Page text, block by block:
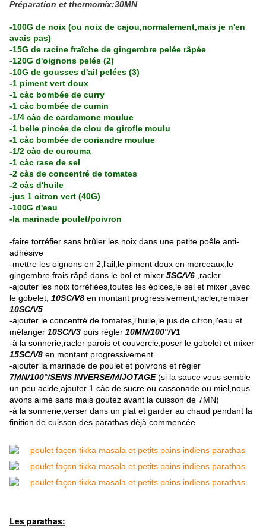
Préparation et thermomix:30MN
-100G de noix (ou noix de cajou,normalement,mais je n'en
avais pas)
-15G de racine fraîche de gingembre pelée râpée
-120G d'oignons pelés (2)
-10G de gousses d'ail pelées (3)
-1 piment vert doux
-1 càc bombée de curry
-1 càc bombée de cumin
-1/4 càc de cardamone moulue
-1 belle pincée de clou de girofle moulu
-1 càc bombée de coriandre moulue
-1/2 càc de curcuma
-1 càc rase de sel
-2 càs de concentré de tomates
-2 càs d'huile
-jus 1 citron vert (40G)
-100G d'eau
-la marinade poulet/poivron
-faire torréfier sans brûler les noix dans une petite poêle anti-
adhésive
-mettre les oignons en 2,l'ail,le piment doux en morceaux,le
gingembre frais râpé dans le bol et mixer 5SC/V6 ,racler
-ajouter les noix torréfiées,toutes les épices,le sel et mixer ,avec
le gobelet, 10SC/V8 en montant progressivement,racler,remixer
10SC/V5
-ajouter le concentré de tomates,l'huile,le jus de citron,l'eau et
mélanger 10SC/V3 puis régler 10MN/100°/V1
-à la sonnerie,racler parois et couvercle,poser le gobelet et mixer
15SC/V8 en montant progressivement
-ajouter la marinade de poulet et poivrons et régler
7MN/100°/SENS INVERSE/MIJOTAGE(si la sauce vous semble
un peu acide,ajouter 1 càc de sucre ou cassonade ou miel,nous
avons aimé sans mais goutez avant la cuisson de 7MN)
-à la sonnerie,verser dans un plat et garder au chaud pendant la
finition de cuisson des parathas dèjà commencée
Les parathas: